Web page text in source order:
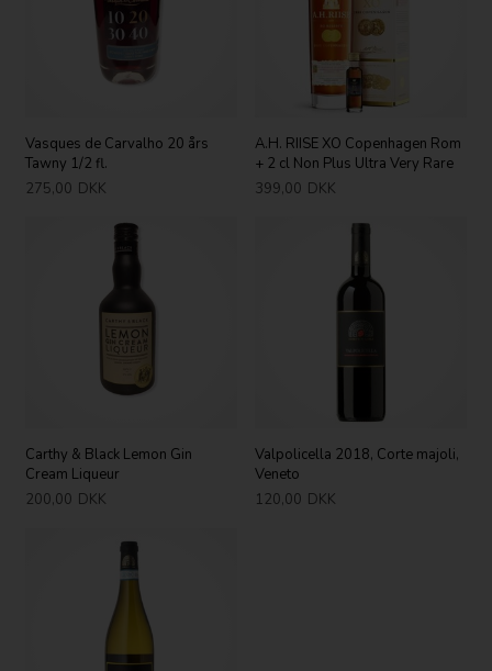
Vasques de Carvalho 20 års
Tawny 1/2 fl.
275,00 DKK
A.H. RIISE XO Copenhagen Rom
+ 2 cl Non Plus Ultra Very Rare
399,00 DKK
Carthy & Black Lemon Gin
Cream Liqueur
200,00 DKK
Valpolicella 2018, Corte majoli,
Veneto
120,00 DKK